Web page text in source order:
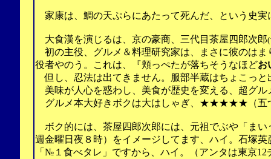
家康は、鯛の天ぷらにあたって死んだ、という史実
大食漢を演じるは、京の豪商、三代目茶屋四郎次郎
初の主役、グルメ＆料理研究家は、まさに彼のは
役者やのう。これは、『頬っぺたが落ちそうなほどお
但し、忍法は出てきません。服部半蔵はちょこっと
美味が人心を惑わし、 美食が歴史を変える、超グ
グルメ本大好きボクは大はしゃぎ、★★★★★（五
ボク的には、茶屋四郎次郎には、 元祖でぶや「まい
週金曜日夜８時）をイメージしてます、ハイ。石塚
「№１食べタレ」ですから、ハイ。（アンタは東京